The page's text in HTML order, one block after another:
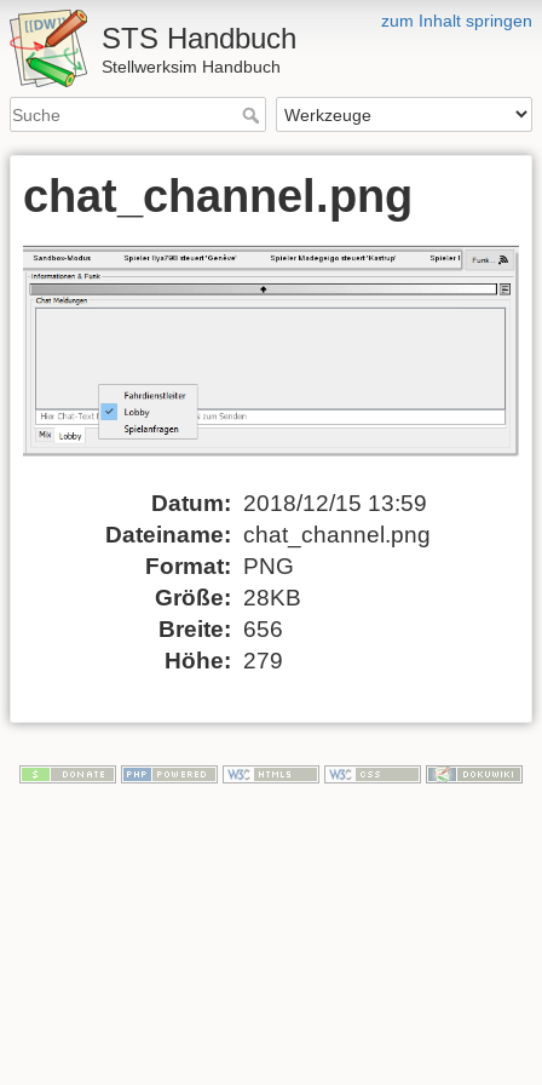
zum Inhalt springen
STS Handbuch
Stellwerksim Handbuch
chat_channel.png
Datum: 2018/12/15 13:59
Dateiname: chat_channel.png
Format: PNG
Größe: 28KB
Breite: 656
Höhe: 279